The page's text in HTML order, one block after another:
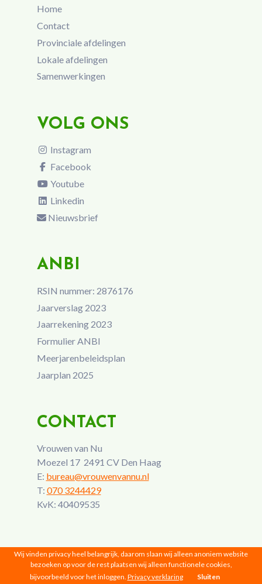
Home
Contact
Provinciale afdelingen
Lokale afdelingen
Samenwerkingen
VOLG ONS
Instagram
Facebook
Youtube
Linkedin
Nieuwsbrief
ANBI
RSIN nummer: 2876176
Jaarverslag 2023
Jaarrekening 2023
Formulier ANBI
Meerjarenbeleidsplan
Jaarplan 2025
CONTACT
Vrouwen van Nu
Moezel 17 2491 CV Den Haag
E: bureau@vrouwenvannu.nl
T: 070 3244429
KvK: 40409535
Wij vinden privacy heel belangrijk, daarom slaan wij alleen anoniem website
bezoeken op voor de rest plaatsen wij alleen functionele cookies,
bijvoorbeeld voor het inloggen. Privacy verklaring Sluiten